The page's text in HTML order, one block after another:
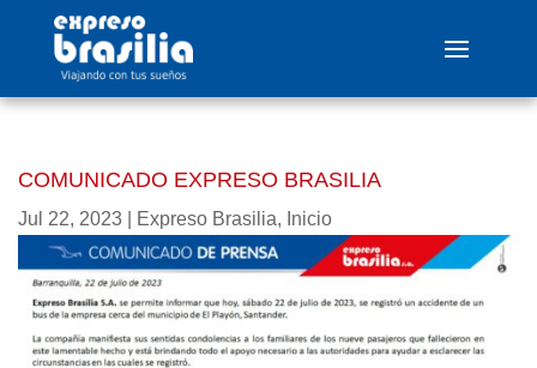
COMUNICADO EXPRESO BRASILIA
Jul 22, 2023 Expreso Brasilia, Inicio